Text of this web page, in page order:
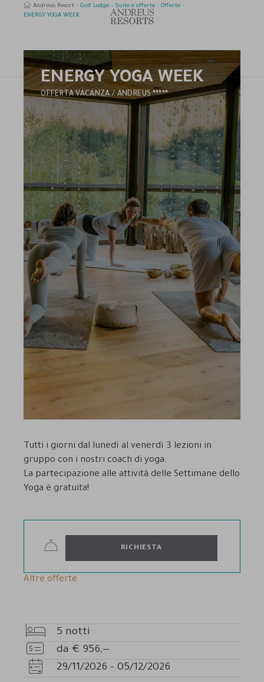
Andreus Resort Golf Lodge Suite e offerte
Offerte
ENERGY YOGA WEEK
ENERGY YOGA WEEK
OFFERTA VACANZA / ANDREUS
5
STELLE
Tutti i giorni dal lunedì al venerdì 3 lezioni in
gruppo con i nostri coach di yoga.
La partecipazione alle attività delle Settimane dello
Yoga è gratuita!
RICHIESTA
Altre offerte
Pernottamenti
5 notti
Prezzo
da € 956,—
Disponibilità
29/11/2026 - 05/12/2026